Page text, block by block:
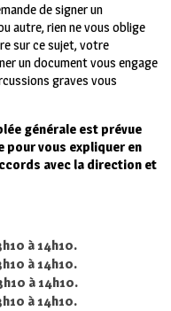
de signer un
autre, rien ne vous oblige
sur ce sujet, votre
un document vous engage
graves vous
générale est prévue
pour vous expliquer en
avec la direction et
à 14h10.
à 14h10.
à 14h10.
à 14h10.